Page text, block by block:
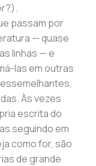
passam por
— quase
linhas — e
las em outras
Às vezes
escrita do
seguindo em
como for, são
de grande